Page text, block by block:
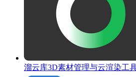
溜云库3D素材管理与云渲染工